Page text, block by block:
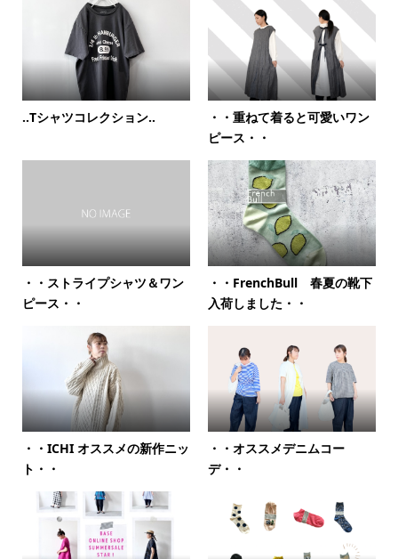
‥Tシャツコレクション‥
・・重ねて着ると可愛いワン
ピース・・
・・ストライプシャツ＆ワン
ピース・・
・・FrenchBull 春夏の靴下
入荷しました・・
・・ICHI オススメの新作ニッ
ト・・
・・オススメデニムコー
デ・・